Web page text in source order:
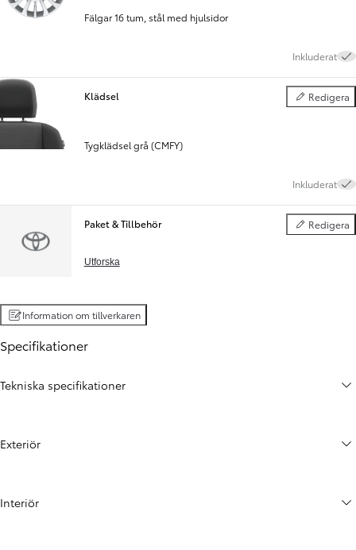
Fälgar 16 tum, stål med hjulsidor
Inkluderat
Klädsel Redigera
Klädsel
Tygklädsel grå (CMFY)
Inkluderat
Paket & Tillbehör Redigera
Paket &
Utforska
Information om tillverkaren
Specifikationer
Tekniska specifikationer
Exteriör
Interiör